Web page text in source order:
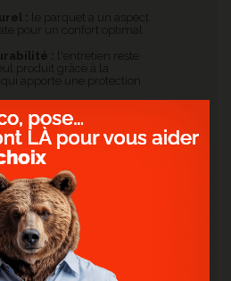
:
le parquet a un aspect
pour un confort optimal.
:
l'entretien reste
produit grâce à la
apporte une protection
silencieux :
du vinyle, plus
des éclaboussures, vous
votre salle de bains.
à poser :il est facile et
à la technologie de clip
ne sera plus un
DU SOL VINYLE